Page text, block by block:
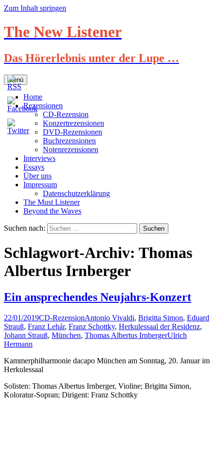
Zum Inhalt springen
The New Listener
Das Hörerlebnis unter der Lupe …
Menü
Home
Rezensionen
CD-Rezension
Konzertrezensionen
DVD-Rezensionen
Buchrezensionen
Notenrezensionen
Interviews
Essays
Über uns
Impressum
Datenschutzerklärung
The Must Listener
Beyond the Waves
Suchen nach:
Schlagwort-Archiv: Thomas
Albertus Irnberger
Ein ansprechendes Neujahrs-Konzert
22/01/2019CD-RezensionAntonio Vivaldi, Brigitta Simon, Eduard
Strauß, Franz Lehár, Franz Schottky, Herkulessaal der Residenz,
Johann Strauß, München, Thomas Albertus IrnbergerUlrich
Hermann
Kammerphilharmonie dacapo München am Sonntag, 20. Januar im
Herkulessaal
Solisten: Thomas Albertus Irnberger, Violine; Brigitta Simon,
Koloratur-Sopran; Dirigent: Franz Schottky